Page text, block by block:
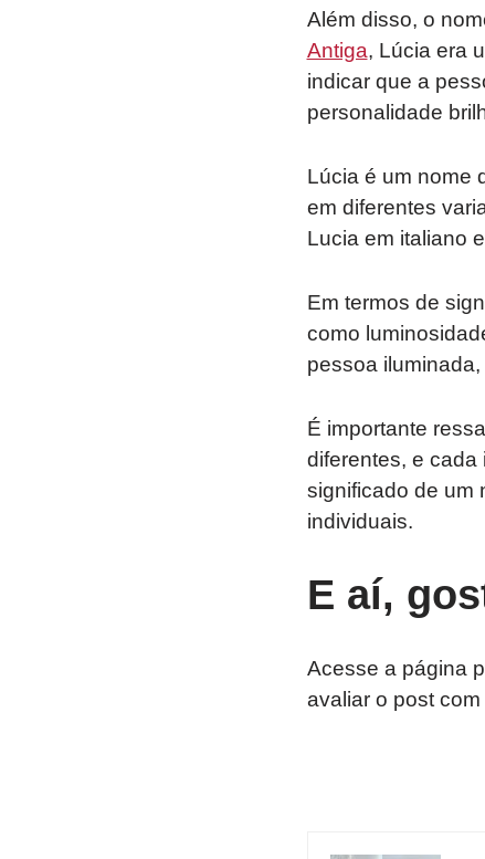
Além disso, o
Antiga, Lúcia era
indicar que a
personalidade
Lúcia é um nome
em diferentes
Lucia em italiano
Em termos de
como
pessoa
É importante
diferentes, e cada
significado de um
individuais.
E aí,
Acesse a página
avaliar o post